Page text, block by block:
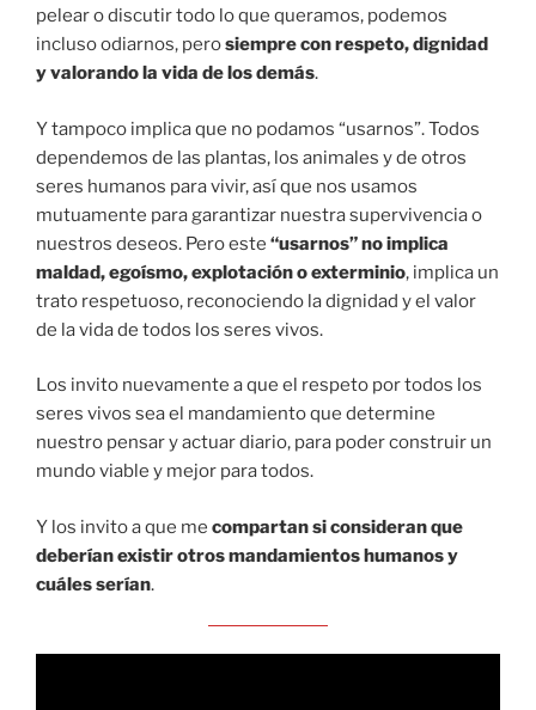
pelear o discutir todo lo que queramos, podemos
incluso odiarnos, perosiempre con respeto, dignidad
y valorando la vida de los demás.
Y tampoco implica que no podamos “usarnos”. Todos
dependemos de las plantas, los animales y de otros
seres humanos para vivir, así que nos usamos
mutuamente para garantizar nuestra supervivencia o
nuestros deseos. Pero este “usarnos” no implica
maldad, egoísmo, explotación o exterminio, implica un
trato respetuoso, reconociendo la dignidad y el valor
de la vida de todos los seres vivos.
Los invito nuevamente a que el respeto por todos los
seres vivos sea el mandamiento que determine
nuestro pensar y actuar diario, para poder construir un
mundo viable y mejor para todos.
Y los invito a que me compartan si consideran que
deberían existir otros mandamientos humanos y
cuáles serían.